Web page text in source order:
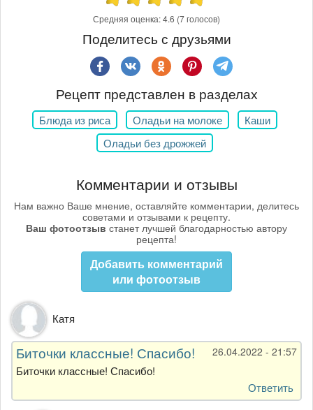
Средняя оценка:4.6 (7 голосов)
Поделитесь с друзьями
Рецепт представлен в разделах
Блюда из риса Оладьи на молоке
Каши
Оладьи без дрожжей
Комментарии и отзывы
Нам важно Ваше мнение, оставляйте комментарии, делитесь
советами и отзывами к рецепту.
Ваш фотоотзыв станет лучшей благодарностью автору
рецепта!
Добавить комментарий
или фотоотзыв
Катя
26.04.2022 - 21:57
Биточки классные! Спасибо!
Биточки классные! Спасибо!
Ответить